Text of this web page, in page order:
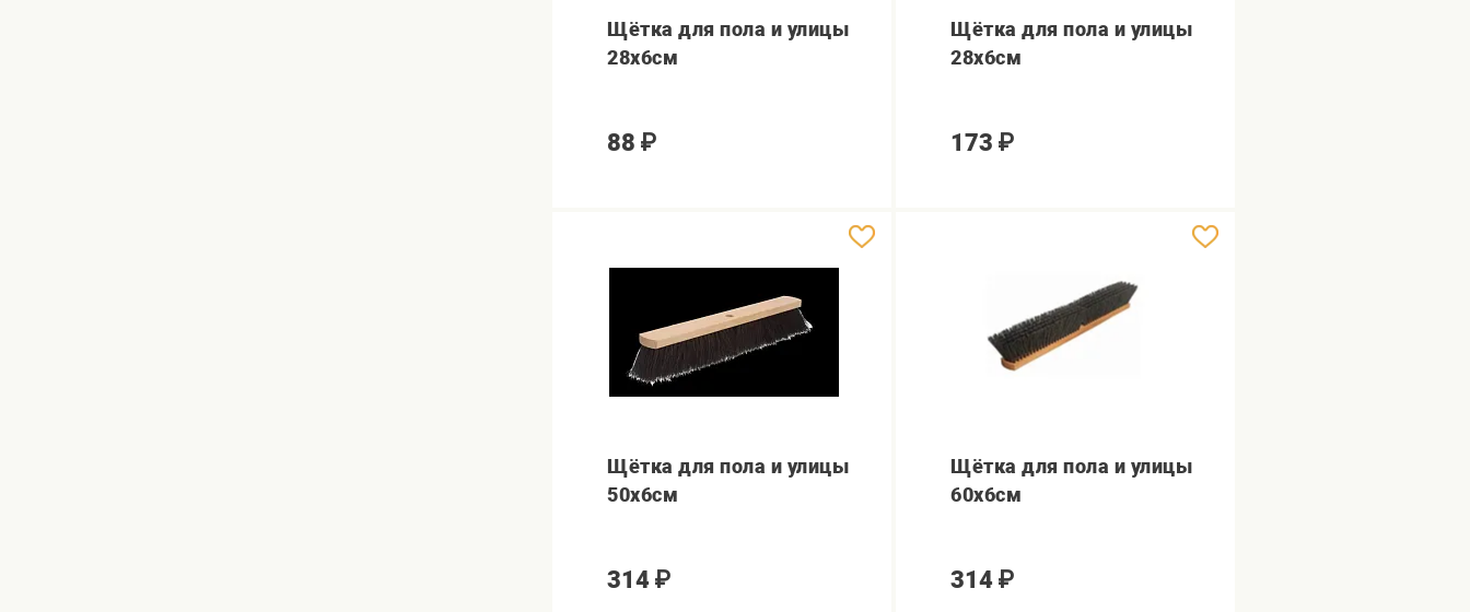
Щётка для пола и улицы
28х6см
88 ₽
Щётка для пола и улицы
28х6см
173 ₽
Щётка для пола и улицы
50х6см
314 ₽
Щётка для пола и улицы
60х6см
314 ₽